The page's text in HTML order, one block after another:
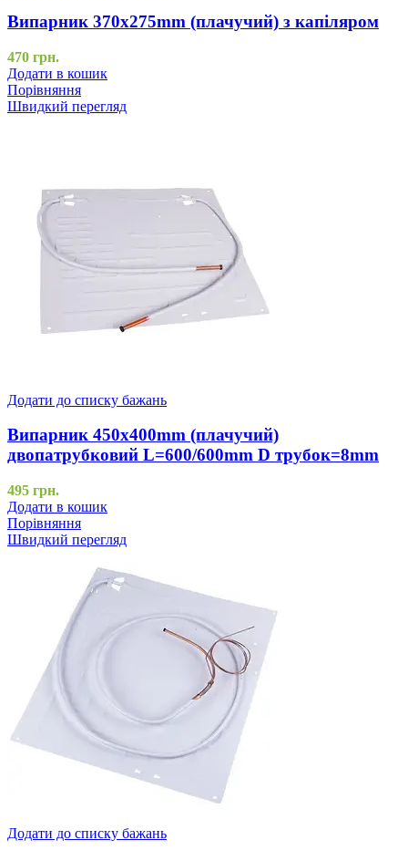
Випарник 370x275mm (плачучий) з капіляром
470 грн.
Додати в кошик
Порівняння
Швидкий перегляд
Додати до списку бажань
Випарник 450x400mm (плачучий)
двопатрубковий L=600/600mm D трубок=8mm
495 грн.
Додати в кошик
Порівняння
Швидкий перегляд
Додати до списку бажань